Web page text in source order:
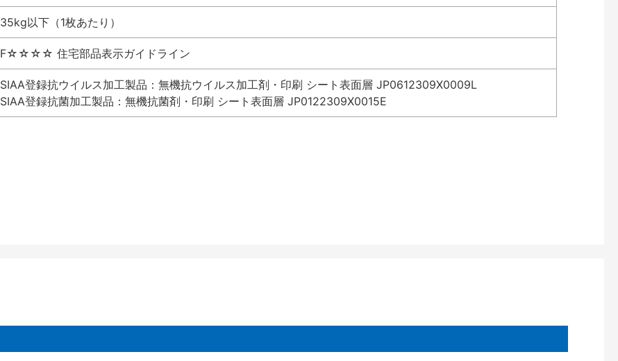
35kg以下（1枚あたり）
F☆☆☆☆ 住宅部品表示ガイドライン
SIAA登録抗ウイルス加工製品：無機抗ウイルス加工剤・印刷 シート表面層 JP0612309X0009L
SIAA登録抗菌加工製品：無機抗菌剤・印刷 シート表面層 JP0122309X0015E